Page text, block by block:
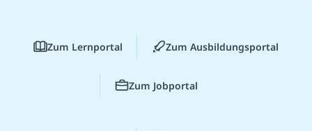
Zum Lernportal Zum Ausbildungsportal
Zum Jobportal